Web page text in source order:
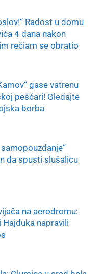
Radost u domu
4 dana nakon
rečiam se obratio
gase vatrenu
peščari! Gledajte
borba
da spusti slušalicu
na aerodromu:
Hajduka napravili